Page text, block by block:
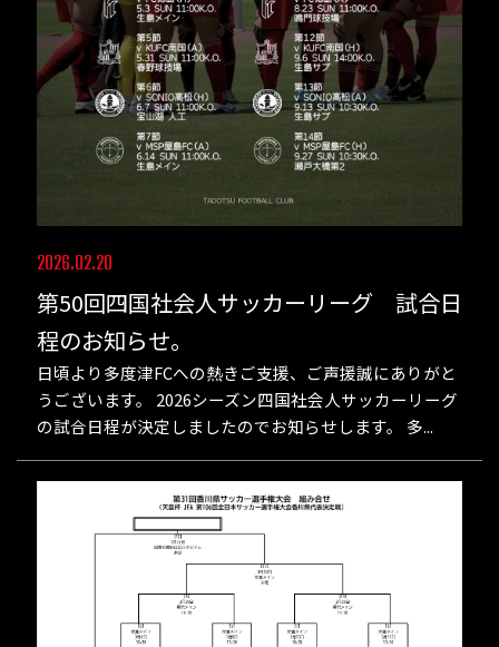
2026.02.20
第50回四国社会人サッカーリーグ 試合日
程のお知らせ。
日頃より多度津FCへの熱きご支援、ご声援誠にありがと
うございます。 2026シーズン四国社会人サッカーリーグ
の試合日程が決定しましたのでお知らせします。 多...